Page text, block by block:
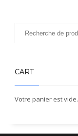
CART
Votre panier est vide.